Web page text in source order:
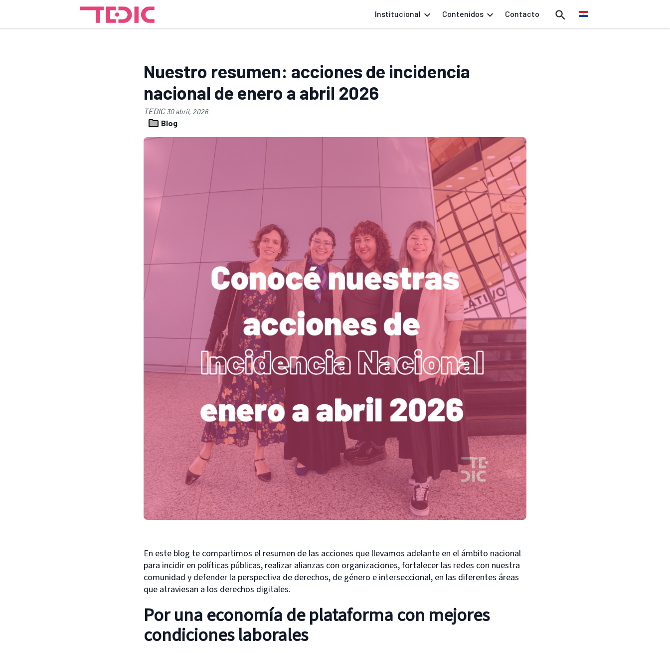
Institucional Contenidos Contacto
Nuestro resumen: acciones de incidencia
nacional de enero a abril 2026
TEDIC30 abril, 2026
Blog
En este blog te compartimos el resumen de las acciones que llevamos adelante en el ámbito nacional
para incidir en políticas públicas, realizar alianzas con organizaciones, fortalecer las redes con nuestra
comunidad y defender la perspectiva de derechos, de género e interseccional, en las diferentes áreas
que atraviesan a los derechos digitales.
Por una economía de plataforma con mejores
condiciones laborales